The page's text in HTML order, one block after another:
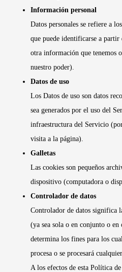
Información personal
Datos personales se refiere a
que puede identificarse a partir
otra información que tenemos
nuestro poder).
Datos de uso
Los Datos de uso son datos
sea generados por el uso del
infraestructura del Servicio
visita a la página).
Galletas
Las cookies son pequeños
dispositivo (computadora o
Controlador de datos
Controlador de datos significa
(ya sea sola o en conjunto o en
determina los fines para los
procesa o se procesará
A los efectos de esta Política